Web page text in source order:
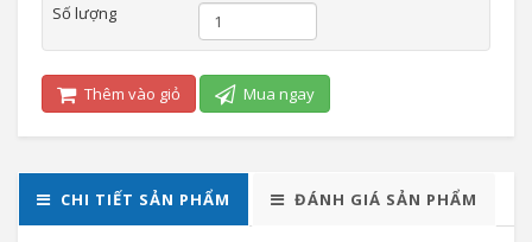
Số lượng
Thêm vào giỏ Mua ngay
CHI TIẾT SẢN PHẨM ĐÁNH GIÁ SẢN PHẨM